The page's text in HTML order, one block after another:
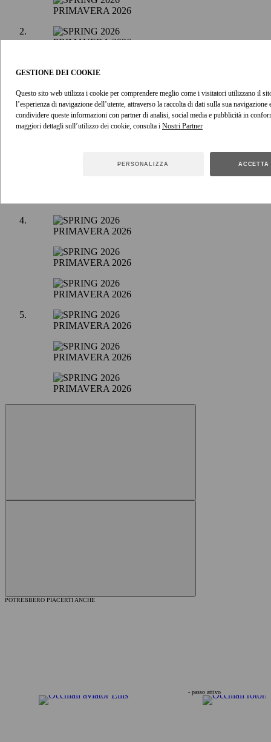
GESTIONE DEI COOKIE
Questo sito web utilizza i cookie per comprendere meglio come i visitatori utilizzano il
l’esperienza di navigazione dell’utente, attraverso la raccolta di dati sulla sua
condividere queste informazioni con partner di analisi, social media e pubblicità in
maggiori dettagli sull’utilizzo dei cookie, consulta i
PERSONALIZZA
PRIMAVERA 2026
PRIMAVERA 2026
PRIMAVERA 2026
PRIMAVERA 2026
PRIMAVERA 2026
PRIMAVERA 2026
PRIMAVERA 2026
PRIMAVERA 2026
PRIMAVERA 2026
PRIMAVERA 2026
PRIMAVERA 2026
POTREBBERO PIACERTI ANCHE
- passo attivo